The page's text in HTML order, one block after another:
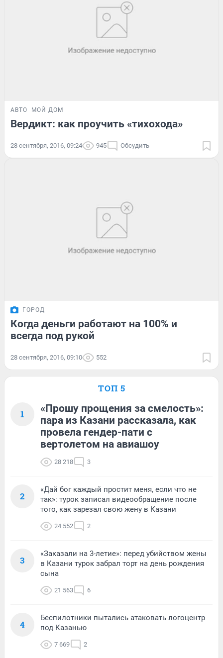
АВТО МОЙ ДОМ
Вердикт: как проучить «тихохода»
28 сентября, 2016, 09:24 945 Обсудить
ГОРОД
Когда деньги работают на 100% и
всегда под рукой
28 сентября, 2016, 09:10 552
ТОП 5
1
«Прошу прощения за смелость»:
пара из Казани рассказала, как
провела гендер-пати с
вертолетом на авиашоу
28 218 3
2
«Дай бог каждый простит меня, если что не
так»: турок записал видеообращение после
того, как зарезал свою жену в Казани
24 552 2
3
«Заказали на 3-летие»: перед убийством жены
в Казани турок забрал торт на день рождения
сына
21 563 6
4
Беспилотники пытались атаковать логоцентр
под Казанью
7 669 2